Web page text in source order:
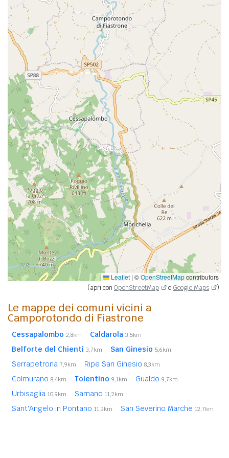
Leaflet | ©OpenStreetMapcontributors
(apri con OpenStreetMap o Google Maps )
Le mappe dei comuni vicini a
Camporotondo di Fiastrone
Cessapalombo 2,8km Caldarola 3,5km
Belforte del Chienti 3,7km San Ginesio 5,6km
Serrapetrona 7,9km Ripe San Ginesio 8,3km
Colmurano 8,4km Tolentino 9,1km Gualdo 9,7km
Urbisaglia 10,9km Sarnano 11,2km
Sant'Angelo in Pontano 11,3km San Severino Marche 12,7km